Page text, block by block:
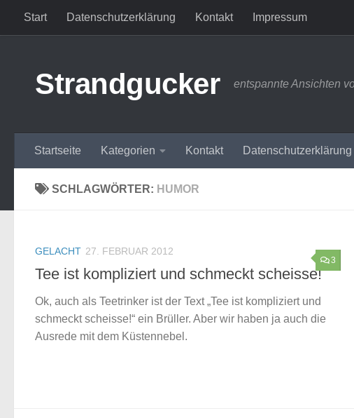
Zum Inhalt springen
Start Datenschutzerklärung Kontakt Impressum
Strandgucker entspannte Ansichten
Startseite Kategorien Kontakt Datenschutzerklärung
SCHLAGWÖRTER: HUMOR
3
GELACHT 27. FEBRUAR 2012
Tee ist kompliziert und schmeckt scheisse!
Ok, auch als Teetrinker ist der Text „Tee ist kompliziert und
schmeckt scheisse!“ ein Brüller. Aber wir haben ja auch die
Ausrede mit dem Küstennebel.